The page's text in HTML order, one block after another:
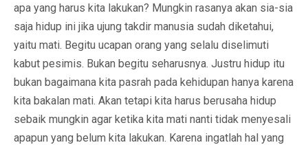
apa yang harus kita lakukan? Mungkin rasanya akan sia-sia
saja hidup ini jika ujung takdir manusia sudah diketahui,
yaitu mati. Begitu ucapan orang yang selalu diselimuti
kabut pesimis. Bukan begitu seharusnya. Justru hidup itu
bukan bagaimana kita pasrah pada kehidupan hanya karena
kita bakalan mati. Akan tetapi kita harus berusaha hidup
sebaik mungkin agar ketika kita mati nanti tidak menyesali
apapun yang belum kita lakukan. Karena ingatlah hal yang